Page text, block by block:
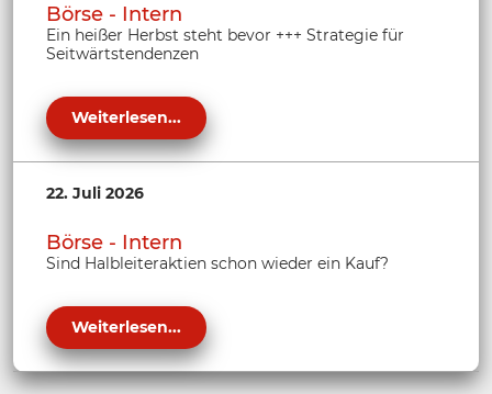
Börse - Intern
Ein heißer Herbst steht bevor +++ Strategie für
Seitwärtstendenzen
Weiterlesen...
22. Juli 2026
Börse - Intern
Sind Halbleiteraktien schon wieder ein Kauf?
Weiterlesen...